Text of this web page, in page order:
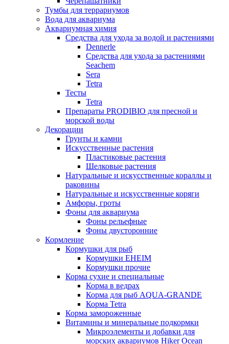
Тумбы для террариумов
Вода для аквариума
Аквариумная химия
Средства для ухода за водой и растениями
Dennerle
Средства для ухода за растениями
Seachem
Sera
Tetra
Тесты
Tetra
Препараты PRODIBIO для пресной и
морской воды
Декорации
Грунты и камни
Искусственные растения
Пластиковые растения
Шелковые растения
Натуральные и искусственные кораллы и
раковины
Натуральные и искусственные коряги
Амфоры, гроты
Фоны для аквариума
Фоны рельефные
Фоны двусторонние
Кормление
Кормушки для рыб
Кормушки EHEIM
Кормушки прочие
Корма сухие и специальные
Корма в ведрах
Корма для рыб AQUA-GRANDE
Корма Tetra
Корма замороженные
Витамины и минеральные подкормки
Микроэлементы и добавки для
морских аквариумов Hiker Ocean